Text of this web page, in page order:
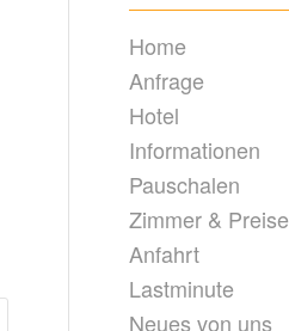
Home
Anfrage
Hotel
Informationen
Pauschalen
Zimmer & Preise
Anfahrt
Lastminute
Neues von uns